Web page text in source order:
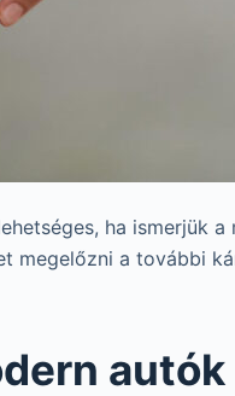
ha ismerjük
megelőzni a további